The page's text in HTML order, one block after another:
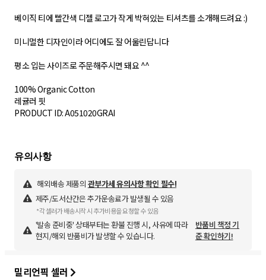
베이직 티에 빨간색 디젤 로고가 작게 박혀있는 티셔츠를 소개해드려요 :)
미니멀한 디자인이라 어디에도 잘 어울린답니다
평소 입는 사이즈로 주문해주시면 돼요 ^^
100% Organic Cotton
레귤러 핏
PRODUCT ID: A051020GRAI
유의사항
해외배송 제품의 관부가세 유의사항 확인 필수!
제주/도서산간은 추가운송료가 발생될 수 있음
*각 셀러가 배송시작 시 추가비용을 요청할 수 있음
'발송 준비중' 상태부터는 환불 진행 시, 사유에 따라
현지/해외 반품비가 발생할 수 있습니다.
반품비 책정 기
준 확인하기!
밀리언픽 셀러